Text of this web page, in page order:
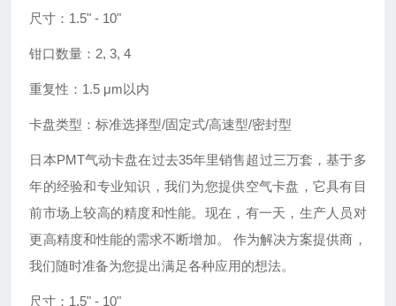
尺寸： 1.5" - 10"
钳口数量： 2, 3, 4
重复性： 1.5 μm以内
卡盘类型：标准选择型/固定式/高速型/密封型
日本PMT气动卡盘在过去35年里销售超过三万套，基于多
年的经验和专业知识，我们为您提供空气卡盘，它具有目
前市场上较高的精度和性能。现在，有一天，生产人员对
更高精度和性能的需求不断增加。 作为解决方案提供商，
我们随时准备为您提出满足各种应用的想法。
尺寸： 1.5" - 10"